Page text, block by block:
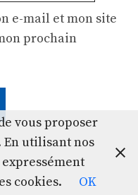
e-mail et mon site
prochain
vous proposer
utilisant nos
cookies.
OK